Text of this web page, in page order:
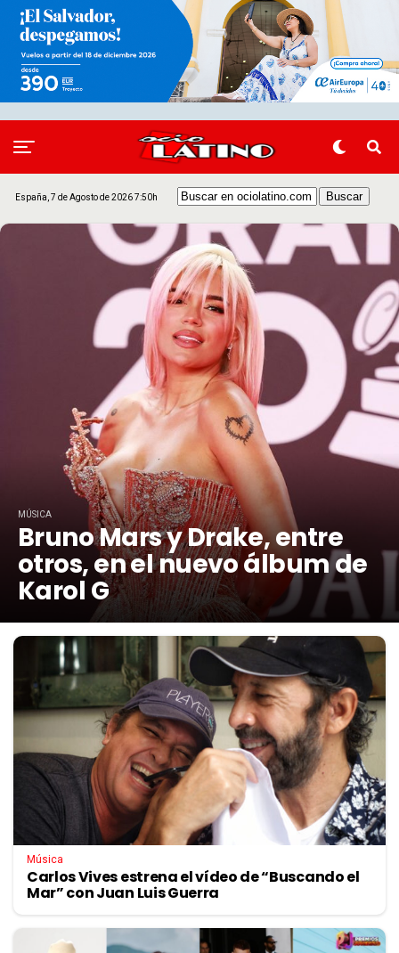
España, 7 de Agosto de 2026 7:50h
MÚSICA
Bruno Mars y Drake, entre
otros, en el nuevo álbum de
Karol G
Música
Carlos Vives estrena el vídeo de “Buscando el
Mar” con Juan Luis Guerra